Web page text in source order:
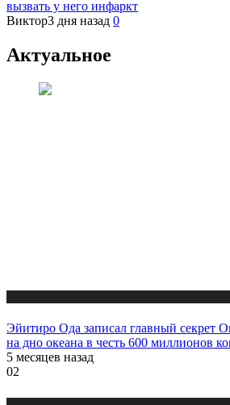
вызвать у него инфаркт
Виктор3 дня назад 0
Актуальное
Эйитиро Ода записал главный секрет
на дно океана в честь 600 миллионов
5 месяцев назад
02